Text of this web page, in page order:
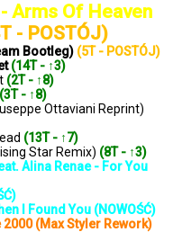
Arms Of Heaven
- POSTÓJ)
Bootleg) (5T - POSTÓJ)
(14T - ↑3)
(2T - ↑8)
(3T - ↑8)
Ottaviani Reprint)
(13T - ↑7)
Star Remix) (8T - ↑3)
Alina Renae - For You
I Found You (NOWOŚĆ)
(Max Styler Rework)